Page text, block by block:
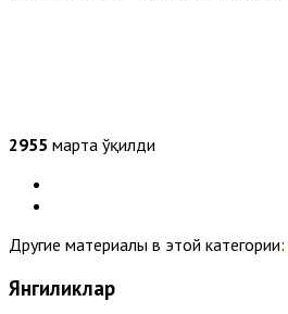
2955 марта ўқилди
Другие материалы в этой категории:
Янгиликлар